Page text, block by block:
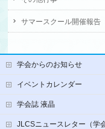
サマースクール開催報告
学会からのお知らせ
イベントカレンダー
学会誌 液晶
JLCSニュースレター（学